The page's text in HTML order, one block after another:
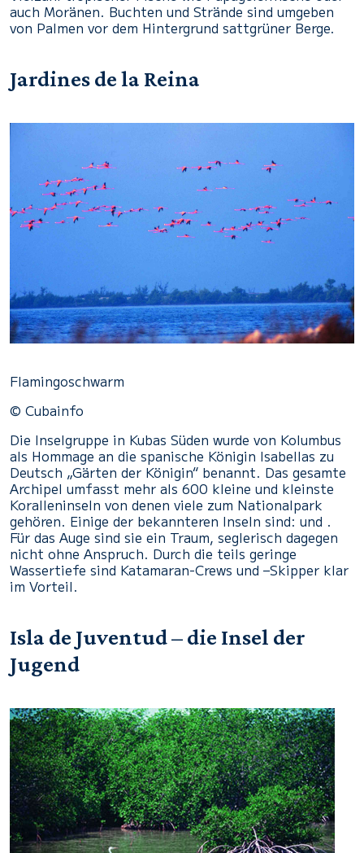
auch Moränen. Buchten und Strände sind umgeben
von Palmen vor dem Hintergrund sattgrüner Berge.
Jardines de la Reina
Flamingoschwarm
© Cubainfo
Die Inselgruppe in Kubas Süden wurde von Kolumbus
als Hommage an die spanische Königin Isabellas zu
Deutsch „Gärten der Königin“ benannt. Das gesamte
Archipel umfasst mehr als 600 kleine und kleinste
Koralleninseln von denen viele zum Nationalpark
gehören. Einige der bekannteren Inseln sind: und .
Für das Auge sind sie ein Traum, seglerisch dagegen
nicht ohne Anspruch. Durch die teils geringe
Wassertiefe sind Katamaran-Crews und –Skipper klar
im Vorteil.
Isla de Juventud – die Insel der
Jugend